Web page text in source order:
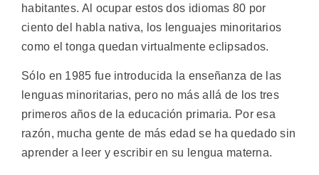
habitantes. Al ocupar estos dos idiomas 80 por
ciento del habla nativa, los lenguajes minoritarios
como el tonga quedan virtualmente eclipsados.
Sólo en 1985 fue introducida la enseñanza de las
lenguas minoritarias, pero no más allá de los tres
primeros años de la educación primaria. Por esa
razón, mucha gente de más edad se ha quedado sin
aprender a leer y escribir en su lengua materna.